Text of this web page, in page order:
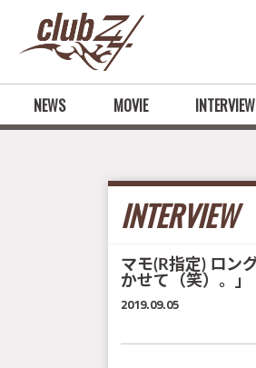
NEWS MOVIE INTERVIEW
INTERVIEW
マモ(R指定) ロン
かせて（笑）。」
2019.09.05